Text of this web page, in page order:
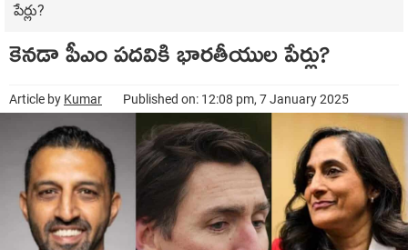
పేర్లు?
కెనడా పీఎం పదవికి భారతీయుల పేర్లు?
Article by Kumar Published on: 12:08 pm, 7 January 2025